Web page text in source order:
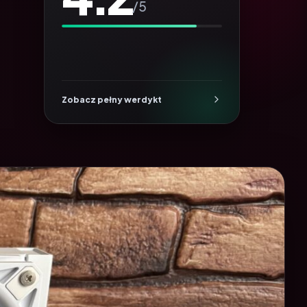
/5
Zobacz pełny werdykt